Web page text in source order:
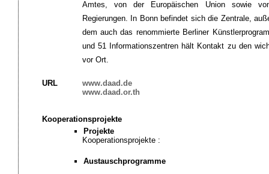
Amtes, von der Europäischen Union sowie
Regierungen. In Bonn befindet sich die Zentrale,
dem auch das renommierte Berliner
und 51 Informationszentren hält Kontakt zu den
vor Ort.
URL
www.daad.de
www.daad.or.th
Kooperationsprojekte
Projekte
Kooperationsprojekte :
Austauschprogramme